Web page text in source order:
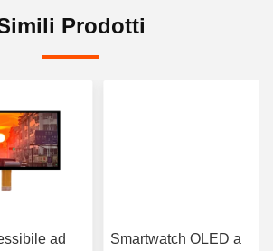
Prodotti
ad
Smartwatch OLED a